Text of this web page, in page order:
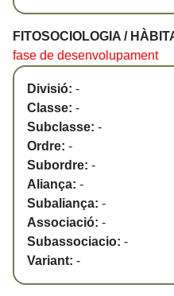
FITOSOCIOLOGIA /
fase de desenvolupament
Divisió: -
Classe: -
Subclasse: -
Ordre: -
Subordre: -
Aliança: -
Subaliança: -
Associació: -
Subassociacio: -
Variant: -